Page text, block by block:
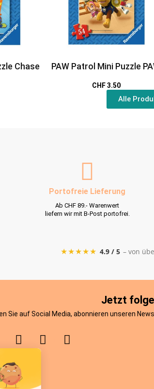
Chase
PAW Patrol Mini Puzzle
CHF 3.50
Alle
Portofreie Lieferung
Ab CHF 89.- Warenwert
liefern wir mit B-Post portofrei.
★★★★★ 4.9 / 5 – von
Jetzt
Sie auf Social Media, abonnieren unseren